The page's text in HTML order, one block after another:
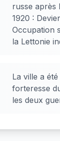
russe après
1920 :
Occupation
la Lettonie
La ville a
forteresse
les deux